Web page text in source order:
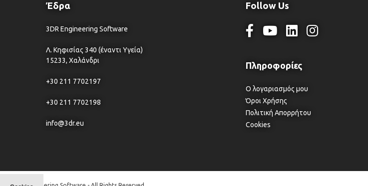
Έδρα
3DR Engineering Software
Λ. Κηφισίας 340 (έναντι Υγεία)
15233, Χαλάνδρι
+30 211 7702197
+30 211 7702198
info@3dr.eu
Follow Us
Ο λογαριασμός μου
Όροι Χρήσης
Πολιτική Απορρήτου
Cookies